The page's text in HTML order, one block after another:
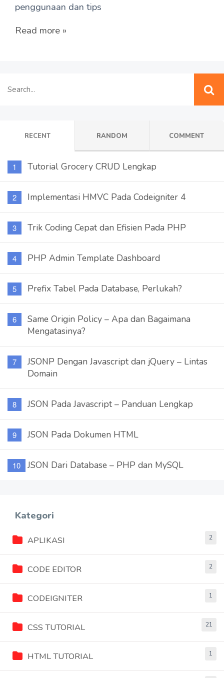
penggunaan dan tips
Read more »
RECENT RANDOM COMMENT
Tutorial Grocery CRUD Lengkap
Implementasi HMVC Pada Codeigniter 4
Trik Coding Cepat dan Efisien Pada PHP
PHP Admin Template Dashboard
Prefix Tabel Pada Database, Perlukah?
Same Origin Policy – Apa dan Bagaimana
Mengatasinya?
JSONP Dengan Javascript dan jQuery – Lintas
Domain
JSON Pada Javascript – Panduan Lengkap
JSON Pada Dokumen HTML
JSON Dari Database – PHP dan MySQL
Kategori
APLIKASI 2
CODE EDITOR 2
CODEIGNITER 1
CSS TUTORIAL 21
HTML TUTORIAL 1